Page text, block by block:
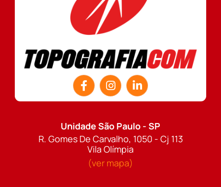
Unidade São Paulo - SP
R. Gomes De Carvalho, 1050 - Cj 113
Vila Olímpia
(ver mapa)